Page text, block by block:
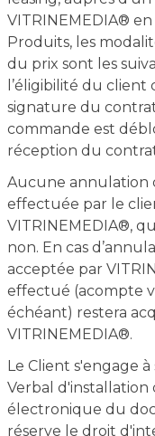
VITRINEMEDIA®
Produits, les
du prix sont les
l’éligibilité du
signature du
commande est
réception du
Aucune annulation
effectuée par le
VITRINEMEDIA®,
non. En cas
acceptée par
effectué (acompte
échéant) restera
VITRINEMEDIA®.
Le Client s'engage
Verbal d'installation
électronique du
réserve le droit